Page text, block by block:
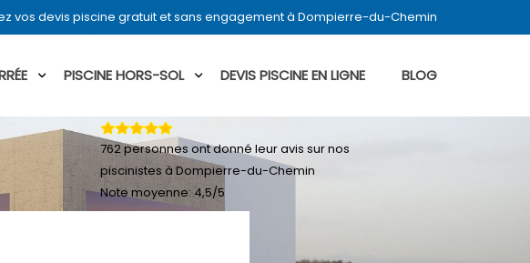
vos devis piscine gratuit et sans engagement à Dompierre-du-Chemin
PISCINE HORS-SOL DEVIS PISCINE EN LIGNE BLOG
762personnes ont donné leuravis sur nos
piscinistes à Dompierre-du-Chemin
Note moyenne:4,5/5